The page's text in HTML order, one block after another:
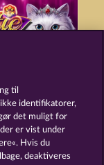
til
identifikatorer,
det muligt for
er vist under
Hvis du
deaktiveres